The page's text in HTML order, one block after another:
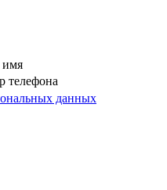
телефона
данных